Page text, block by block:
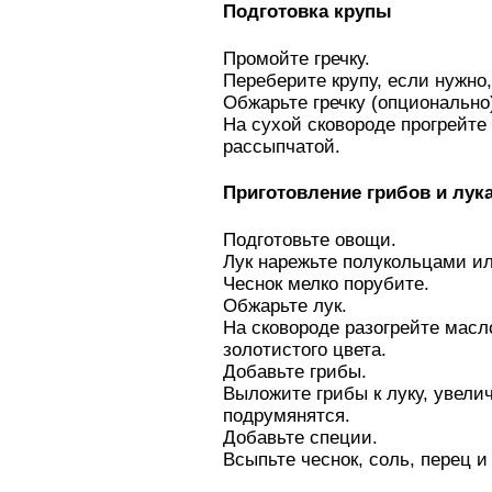
Подготовка крупы
Промойте гречку.
Переберите крупу, если
Обжарьте гречку
На сухой сковороде
рассыпчатой.
Приготовление грибов и
Подготовьте овощи.
Лук нарежьте полукольцами
Чеснок мелко порубите.
Обжарьте лук.
На сковороде разогрейте
золотистого цвета.
Добавьте грибы.
Выложите грибы к луку,
подрумянятся.
Добавьте специи.
Всыпьте чеснок, соль, перец